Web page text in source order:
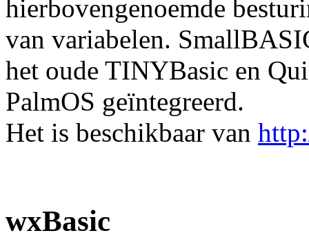
hierbovengenoemde
van variabelen.
het oude TINYBasic en
PalmOS geïntegreerd.
Het is beschikbaar van
wxBasic